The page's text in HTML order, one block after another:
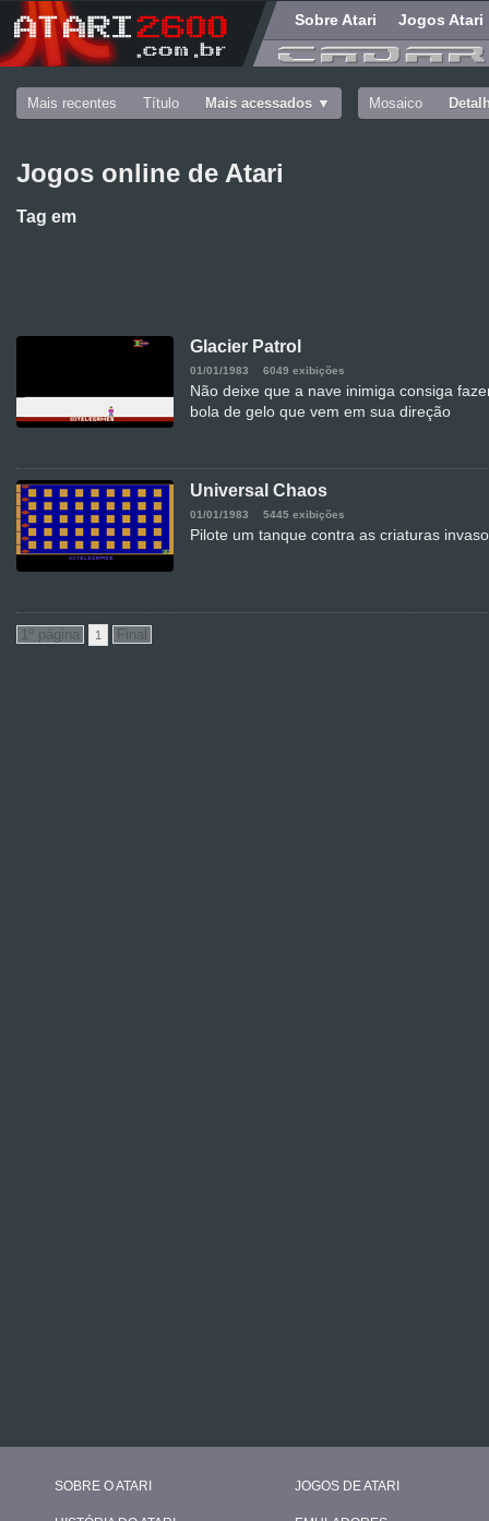
Sobre Atari Jogos Atari
Mais recentes Título Mais acessados Mosaico
Jogos online de Atari
Tag em
Glacier Patrol
01/01/1983 6049 exibições
Não deixe que a nave inimiga consiga
bola de gelo que vem em sua direção
Universal Chaos
01/01/1983 5445 exibições
Pilote um tanque contra as criaturas
1
SOBRE O ATARI JOGOS DE ATARI